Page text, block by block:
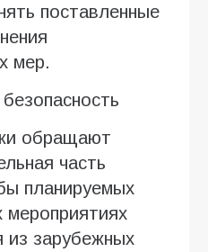
поставленные
мер.
обращают
часть
планируемых
мероприятиях
из зарубежных